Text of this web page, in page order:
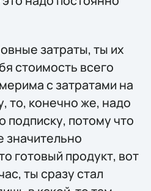
затраты, ты их
стоимость всего
с затратами на
то, конечно же, надо
подписку, потому что
значительно
готовый продукт, вот
ты сразу стал